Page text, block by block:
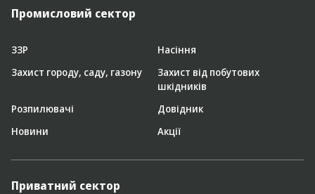
Промисловий сектор
ЗЗР
Насіння
Захист городу, саду, газону
Захист від побутових
шкідників
Розпилювачі
Довідник
Новини
Акції
Приватний сектор